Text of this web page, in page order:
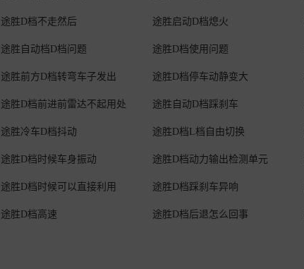
途胜D档不走然后 途胜启动D档熄火
途胜自动档D档问题 途胜D档使用问题
途胜前方D档转弯车子发出 途胜D档停车动静变大
途胜D档前进前雷达不起用处 途胜自动D档踩刹车
途胜冷车D档抖动 途胜D档L档自由切换
途胜D档时候车身振动 途胜D档动力输出检测单元
途胜D档时候可以直接利用 途胜D档踩刹车异响
途胜D档高速 途胜D档后退怎么回事